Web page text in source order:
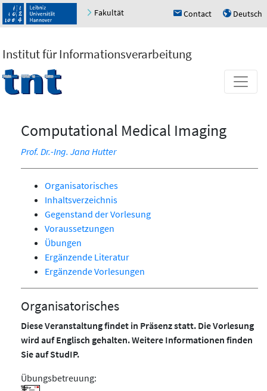
Fakultät h Contact u Deutsch
Institut für Informationsverarbeitung
Computational Medical Imaging
Prof. Dr.-Ing. Jana Hutter
Organisatorisches
Inhaltsverzeichnis
Gegenstand der Vorlesung
Voraussetzungen
Übungen
Ergänzende Literatur
Ergänzende Vorlesungen
Organisatorisches
Diese Veranstaltung findet in Präsenz statt. Die Vorlesung
wird auf Englisch gehalten. Weitere Informationen finden
Sie auf StudIP.
Übungsbetreuung: